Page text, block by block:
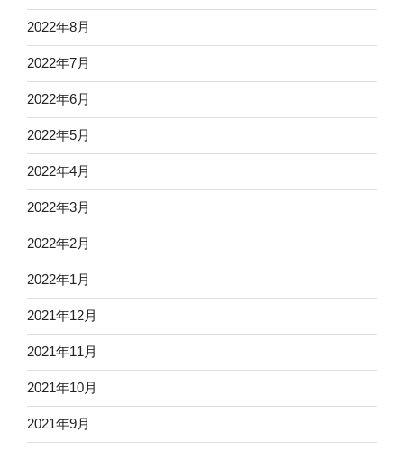
2022年8月
2022年7月
2022年6月
2022年5月
2022年4月
2022年3月
2022年2月
2022年1月
2021年12月
2021年11月
2021年10月
2021年9月